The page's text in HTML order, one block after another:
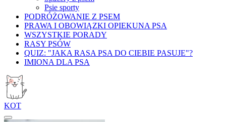
Psie sporty
PODRÓŻOWANIE Z PSEM
PRAWA I OBOWIĄZKI OPIEKUNA PSA
WSZYSTKIE PORADY
RASY PSÓW
QUIZ: "JAKA RASA PSA DO CIEBIE PASUJE"?
IMIONA DLA PSA
KOT